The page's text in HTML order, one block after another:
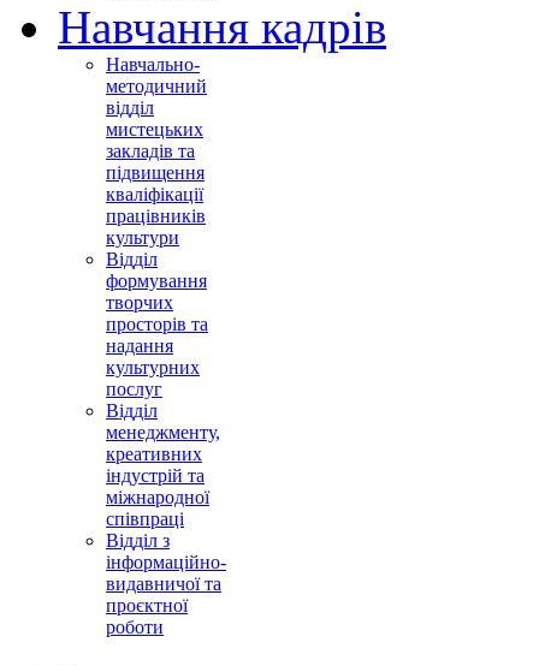
Навчання кадрів
Навчально-
методичний
відділ
мистецьких
закладів та
підвищення
кваліфікації
працівників
культури
Відділ
формування
творчих
просторів та
надання
культурних
послуг
Відділ
менеджменту,
креативних
індустрій та
міжнародної
співпраці
Відділ з
інформаційно-
видавничої та
проєктної
роботи